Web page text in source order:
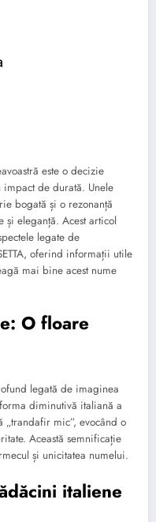
este o decizie
de durată. Unele
bogată și o rezonanță
eleganță. Acest articol
legate de
oferind informații utile
mai bine acest nume
O floare
legată de imaginea
diminutivă italiană a
„trandafir mic”, evocând o
Această semnificație
și unicitatea numelui.
italiene